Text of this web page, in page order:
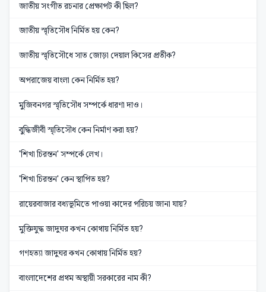
জাতীয় সংগীত রচনার প্রেক্ষাপট কী ছিল?
জাতীয় স্মৃতিসৌধ নির্মিত হয় কেন?
জাতীয় স্মৃতিসৌধে সাত জোড়া দেয়াল কিসের প্রতীক?
অপরাজেয় বাংলা কেন নির্মিত হয়?
মুজিবনগর স্মৃতিসৌধ সম্পর্কে ধারণা দাও।
বুদ্ধিজীবী স্মৃতিসৌধ কেন নির্মাণ করা হয়?
'শিখা চিরন্তন' সম্পর্কে লেখ।
'শিখা চিরন্তন' কেন স্থাপিত হয়?
রায়েরবাজার বধ্যভূমিতে পাওয়া কাদের পরিচয় জানা যায়?
মুক্তিযুদ্ধ জাদুঘর কখন কোথায় নির্মিত হয়?
গণহত্যা জাদুঘর কখন কোথায় নির্মিত হয়?
বাংলাদেশের প্রথম অস্থায়ী সরকারের নাম কী?